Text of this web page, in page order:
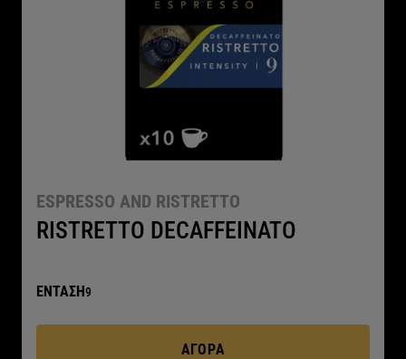
ESPRESSO AND RISTRETTO
RISTRETTO DECAFFEINATO
ΕΝΤΑΣΗ9
ΑΓΟΡΆ